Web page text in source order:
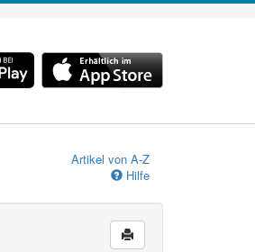
Artikel von A-Z
Hilfe